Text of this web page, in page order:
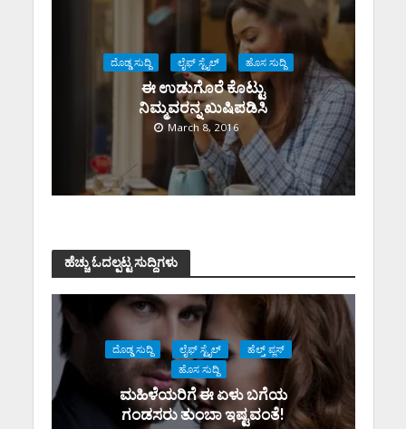
ದೊಡ್ಡ ಸುದ್ದಿ ಲೈಫ್ ಸ್ಟೈಲ್ ಹೊಸ ಸುದ್ದಿ
ಈ ಉಡುಗೊರೆ ಕೊಟ್ಟು
ನಿಮ್ಮವರನ್ನ ಖುಷಿಪಡಿಸಿ
March 8, 2016
ಹೆಚ್ಚು ಓದಲ್ಪಟ್ಟ ಸುದ್ದಿಗಳು
ದೊಡ್ಡ ಸುದ್ದಿ ಲೈಫ್ ಸ್ಟೈಲ್
ಹೆಲ್ತ್ ಪ್ಲಸ್
ಹೊಸ ಸುದ್ದಿ
ಮಹಿಳೆಯರಿಗೆ ಈ ಏಳು ಬಗೆಯ
ಗಂಡಸರು ತುಂಬಾ ಇಷ್ಟವಂತೆ!